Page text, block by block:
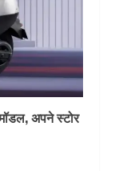
अपने स्टोर